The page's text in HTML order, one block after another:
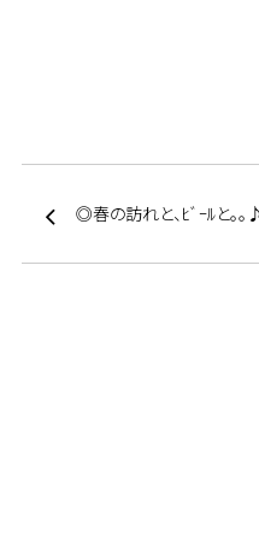
◎春の訪れと、ﾋﾞｰﾙと。